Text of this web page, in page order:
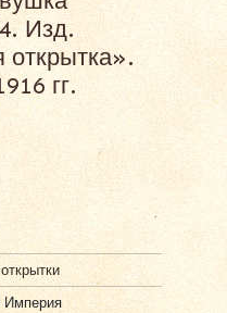
Изд.
открытка».
гг.
Империя